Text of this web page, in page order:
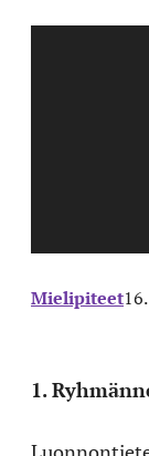
Mielipiteet
1.